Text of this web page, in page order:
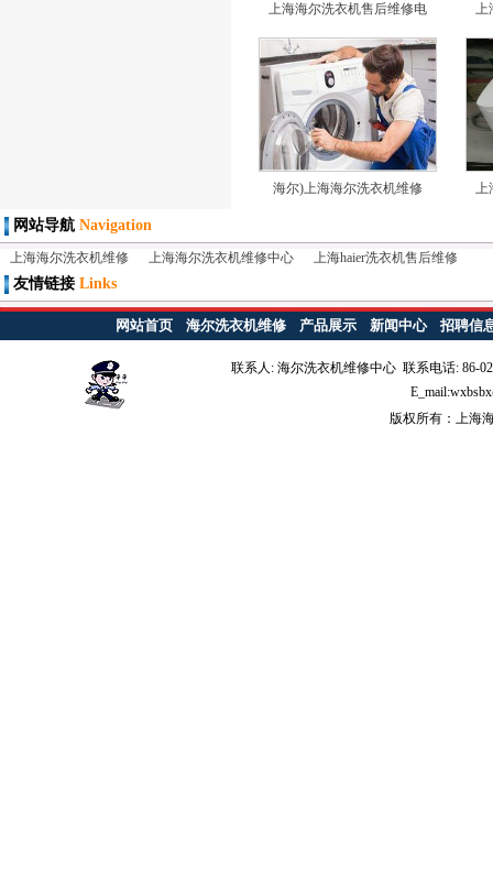
上海海尔洗衣机售后维修电 上
海尔)上海海尔洗衣机维修 上
网站导航 Navigation
上海海尔洗衣机维修 上海海尔洗衣机维修中心 上海haier洗衣机售后维修
友情链接 Links
网站首页 海尔洗衣机维修 产品展示 新闻中心 招聘信
联系人: 海尔洗衣机维修中心 联系电话: 86-
版权所有：上海